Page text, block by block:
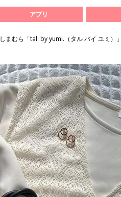
アプリ
しまむら「tal. by yumi.（タル バイ ユミ）